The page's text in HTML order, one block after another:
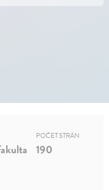
POČET STRÁN
190